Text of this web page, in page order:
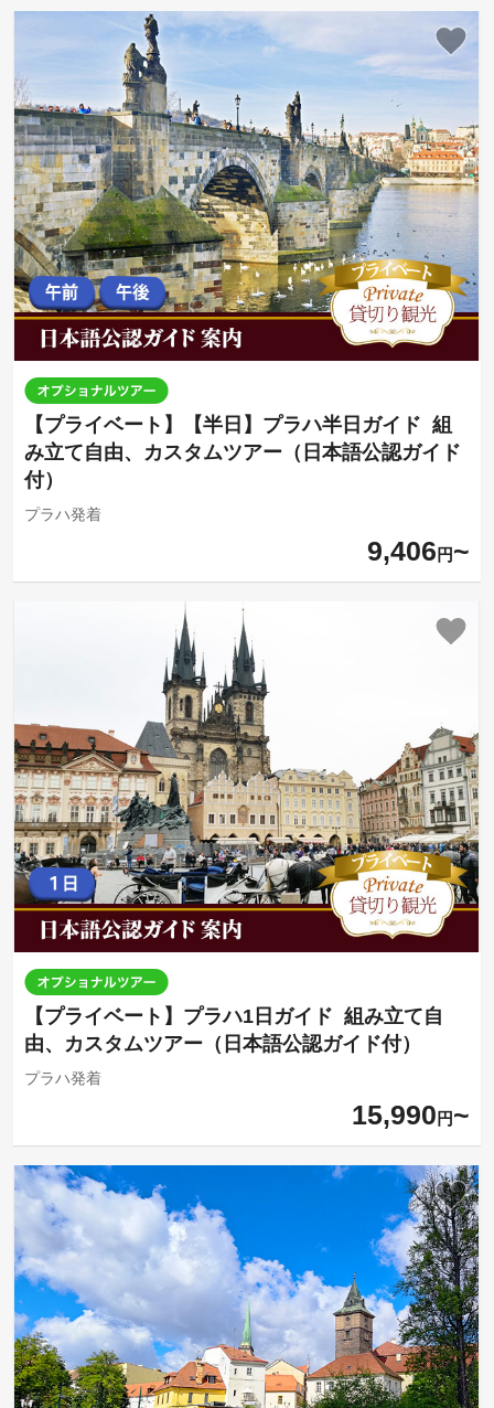
【プライベート】【半日】プラハ半日ガイド 組
み立て自由、カスタムツアー（日本語公認ガイド
付）
プラハ発着
9,406 円
【プライベート】プラハ1日ガイド 組み立て自
由、カスタムツアー（日本語公認ガイド付）
プラハ発着
15,990 円